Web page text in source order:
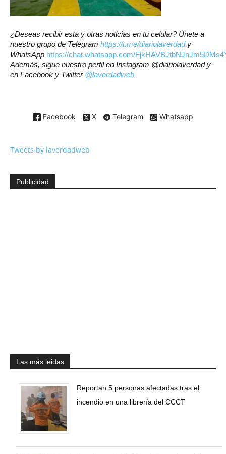
¿Deseas recibir esta y otras noticias en tu celular? Únete a
nuestro grupo de Telegram https://t.me/diariolaverdady
WhatsApp https://chat.whatsapp.com/
Además, sigue nuestro perfil en Instagram @diariolaverdad y
en Facebook y Twitter @laverdadweb
Facebook X Telegram Whatsapp
Tweets by laverdadweb
Publicidad
Las más leidas
Reportan 5 personas afectadas tras el
incendio en una librería del CCCT